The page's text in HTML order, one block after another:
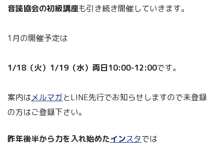
音読協会の初級講座も引き続き開催していきます。
1月の開催予定は
1/18（火）1/19（水）両日10:00-12:00です。
案内はメルマガとLINE先行でお知らせしますので未登録
の方はご登録下さい。
昨年後半から力を入れ始めたインスタでは